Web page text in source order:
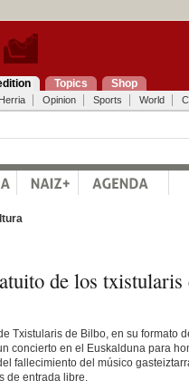
Topics Shop
Opinion Sports World
de los txistularis
Txistularis de Bilbo, en su formato
concierto en el Euskalduna para
fallecimiento del músico
de entrada libre.